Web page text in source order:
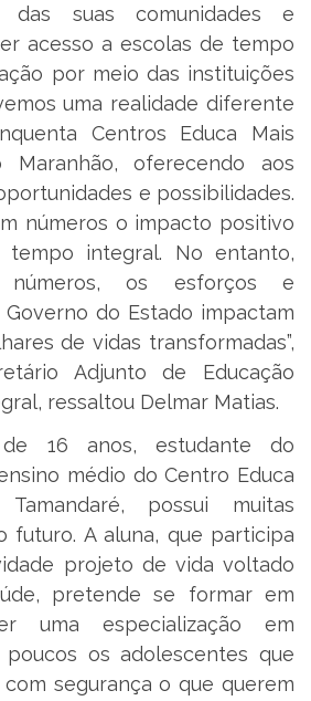
das suas comunidades e
acesso a escolas de tempo
por meio das instituições
uma realidade diferente
Centros Educa Mais
Maranhão, oferecendo aos
e possibilidades.
números o impacto positivo
tempo integral. No entanto,
os esforços e
do Estado impactam
de vidas transformadas”,
Adjunto de Educação
ressaltou Delmar Matias.
16 anos, estudante do
médio do Centro Educa
possui muitas
futuro. A aluna, que participa
projeto de vida voltado
pretende se formar em
uma especialização em
poucos os adolescentes que
segurança o que querem